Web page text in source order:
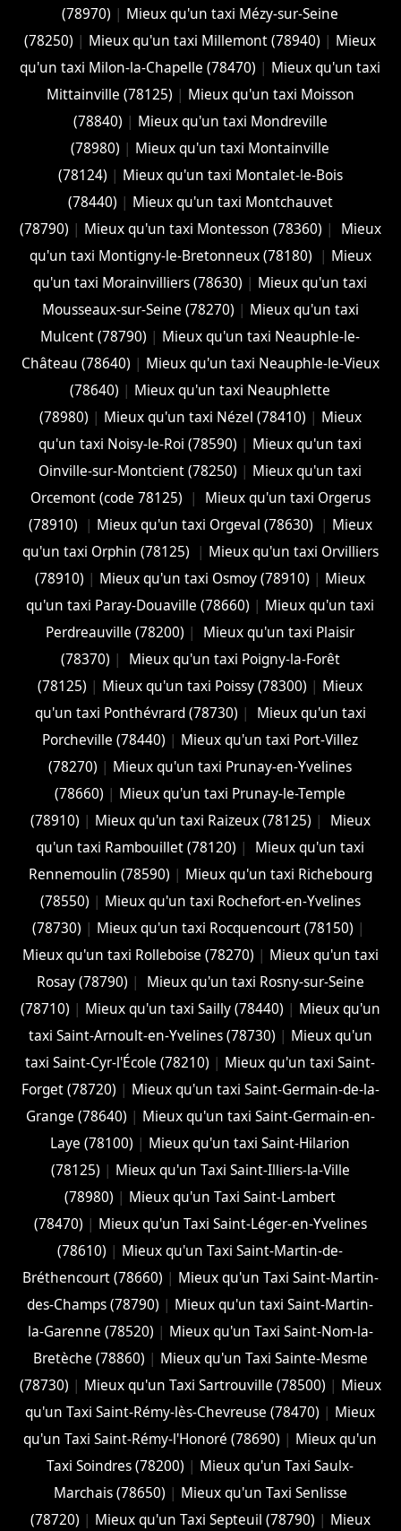
(78970) | Mieux qu'un taxi Mézy-sur-Seine
(78250) | Mieux qu'un taxi Millemont (78940) | Mieux
qu'un taxi Milon-la-Chapelle (78470) | Mieux qu'un taxi
Mittainville (78125) | Mieux qu'un taxi Moisson
(78840) | Mieux qu'un taxi Mondreville
(78980) | Mieux qu'un taxi Montainville
(78124) | Mieux qu'un taxi Montalet-le-Bois
(78440) | Mieux qu'un taxi Montchauvet
(78790) | Mieux qu'un taxi Montesson (78360) |
Mieux
qu'un taxi Montigny-le-Bretonneux (78180)
| Mieux
qu'un taxi Morainvilliers (78630) | Mieux qu'un taxi
Mousseaux-sur-Seine (78270) | Mieux qu'un taxi
Mulcent (78790) | Mieux qu'un taxi Neauphle-le-
Château (78640) | Mieux qu'un taxi Neauphle-le-Vieux
(78640) | Mieux qu'un taxi Neauphlette
(78980) | Mieux qu'un taxi Nézel (78410) | Mieux
qu'un taxi Noisy-le-Roi (78590) | Mieux qu'un taxi
Oinville-sur-Montcient (78250) | Mieux qu'un taxi
Orcemont (code 78125)
|
Mieux qu'un taxi Orgerus
(78910)
| Mieux qu'un taxi Orgeval (78630) | Mieux
qu'un taxi Orphin (78125)
| Mieux qu'un taxi Orvilliers
(78910) | Mieux qu'un taxi Osmoy (78910) | Mieux
qu'un taxi Paray-Douaville (78660) | Mieux qu'un taxi
Perdreauville (78200) |
Mieux qu'un taxi Plaisir
(78370) |
Mieux qu'un taxi Poigny-la-Forêt
(78125) | Mieux qu'un taxi Poissy (78300) | Mieux
qu'un taxi Ponthévrard (78730) |
Mieux qu'un taxi
Porcheville (78440) | Mieux qu'un taxi Port-Villez
(78270) | Mieux qu'un taxi Prunay-en-Yvelines
(78660) | Mieux qu'un taxi Prunay-le-Temple
(78910) | Mieux qu'un taxi Raizeux (78125) |
Mieux
qu'un taxi Rambouillet (78120) |
Mieux qu'un taxi
Rennemoulin (78590) | Mieux qu'un taxi Richebourg
(78550) | Mieux qu'un taxi Rochefort-en-Yvelines
(78730) | Mieux qu'un taxi Rocquencourt (78150) |
Mieux qu'un taxi Rolleboise (78270) | Mieux qu'un taxi
Rosay (78790) |
Mieux qu'un taxi Rosny-sur-Seine
(78710) | Mieux qu'un taxi Sailly (78440) | Mieux qu'un
taxi Saint-Arnoult-en-Yvelines (78730) | Mieux qu'un
taxi Saint-Cyr-l'École (78210) | Mieux qu'un taxi Saint-
Forget (78720) | Mieux qu'un taxi Saint-Germain-de-la-
Grange (78640) | Mieux qu'un taxi Saint-Germain-en-
Laye (78100) | Mieux qu'un taxi Saint-Hilarion
(78125) | Mieux qu'un Taxi Saint-Illiers-la-Ville
(78980) | Mieux qu'un Taxi Saint-Lambert
(78470) | Mieux qu'un Taxi Saint-Léger-en-Yvelines
(78610) | Mieux qu'un Taxi Saint-Martin-de-
Bréthencourt (78660) | Mieux qu'un Taxi Saint-Martin-
des-Champs (78790) | Mieux qu'un taxi Saint-Martin-
la-Garenne (78520) | Mieux qu'un Taxi Saint-Nom-la-
Bretèche (78860) | Mieux qu'un Taxi Sainte-Mesme
(78730) | Mieux qu'un Taxi Sartrouville (78500) | Mieux
qu'un Taxi Saint-Rémy-lès-Chevreuse (78470) | Mieux
qu'un Taxi Saint-Rémy-l'Honoré (78690) | Mieux qu'un
Taxi Soindres (78200) | Mieux qu'un Taxi Saulx-
Marchais (78650) | Mieux qu'un Taxi Senlisse
(78720) | Mieux qu'un Taxi Septeuil (78790) | Mieux